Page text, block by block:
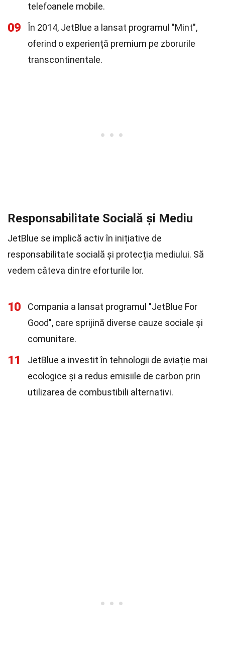
telefoanele mobile.
09
În 2014, JetBlue a lansat programul "Mint",
oferind o experiență premium pe zborurile
transcontinentale.
Responsabilitate Socială și Mediu
JetBlue se implică activ în inițiative de
responsabilitate socială și protecția mediului. Să
vedem câteva dintre eforturile lor.
10
Compania a lansat programul "JetBlue For
Good", care sprijină diverse cauze sociale și
comunitare.
11
JetBlue a investit în tehnologii de aviație mai
ecologice și a redus emisiile de carbon prin
utilizarea de combustibili alternativi.